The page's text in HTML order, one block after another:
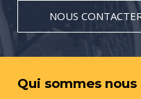
NOUS
Qui sommes nous